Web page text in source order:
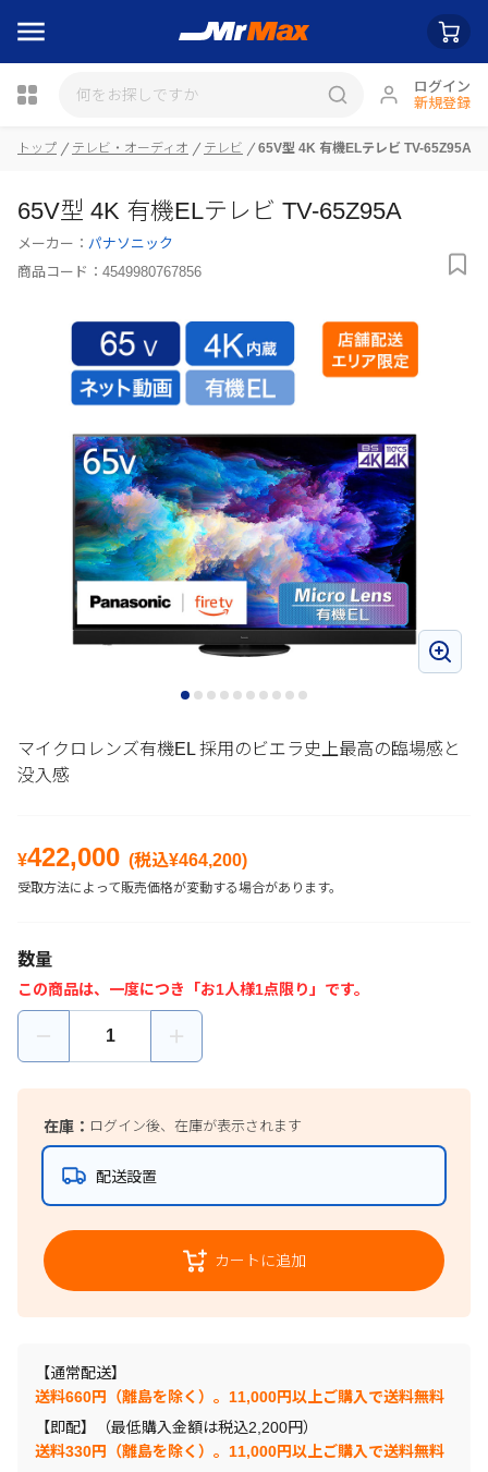
ログイン
新規登録
瓶詰
トップ テレビ・オーディオ テレビ 65V型 4K 有機ELテレビ TV-65Z95A
65V型 4K 有機ELテレビ TV-65Z95A
メーカー： パナソニック
商品コード： 4549980767856
マイクロレンズ有機EL 採用のビエラ史上最高の臨場感と
没入感
¥422,000 (税込¥464,200)
受取方法によって販売価格が変動する場合があります。
数量
この商品は、一度につき「お1人様1点限り」です。
在庫： ログイン後、在庫が表示されます
配送設置
カートに追加
【通常配送】
送料660円（離島を除く）。11,000円以上ご購入で送料無料
【即配】（最低購入金額は税込2,200円）
送料330円（離島を除く）。11,000円以上ご購入で送料無料